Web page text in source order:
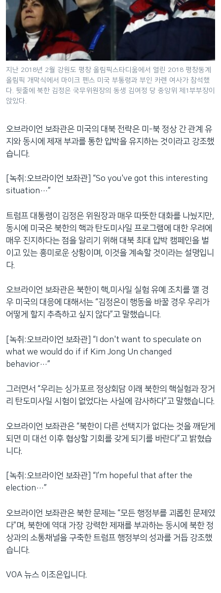
지난 2018년 2월 강원도 평창 올림픽스타디움에서 열린 2018 평창동계
올림픽 개막식에서 마이크 펜스 미국 부통령과 부인 카렌 여사가 참석했
다. 뒷줄에 북한 김정은 국무위원장의 동생 김여정 당 중앙위 제1부부장이
앉았다.
오브라이언 보좌관은 미국의 대북 전략은 미-북 정상 간 관계 유
지와 동시에 제재 부과를 통한 압박을 유지하는 것이라고 강조했
습니다.
[녹취:오브라이언 보좌관] “So you've got this interesting
situation…”
트럼프 대통령이 김정은 위원장과 매우 따뜻한 대화를 나눴지만,
동시에 미국은 북한의 핵과 탄도미사일 프로그램에 대한 우려에
매우 진지하다는 점을 알리기 위해 대북 최대 압박 캠페인을 벌
이고 있는 흥미로운 상황이며, 이것을 계속할 것이라는 설명입니
다.
오브라이언 보좌관은 북한이 핵,미사일 실험 유예 조치를 깰 경
우 미국의 대응에 대해서는 “김정은이 행동을 바꿀 경우 우리가
어떻게 할지 추측하고 싶지 않다”고 말했습니다.
[녹취:오브라이언 보좌관] “I don't want to speculate on
what we would do if if Kim Jong Un changed
behavior…”
그러면서 “우리는 싱가포르 정상회담 이래 북한의 핵실험과 장거
리 탄도미사일 시험이 없었다는 사실에 감사하다”고 말했습니다.
오브라이언 보좌관은 “북한이 다른 선택지가 없다는 것을 깨닫게
되면 미 대선 이후 협상할 기회를 갖게 되기를 바란다”고 밝혔습
니다.
[녹취:오브라이언 보좌관] “I’m hopeful that after the
election…”
오브라이언 보좌관은 북한 문제는 “모든 행정부를 괴롭힌 문제였
다”며, 북한에 역대 가장 강력한 제재를 부과하는 동시에 북한 정
상과의 소통채널을 구축한 트럼프 행정부의 성과를 거듭 강조했
습니다.
VOA 뉴스 이조은입니다.